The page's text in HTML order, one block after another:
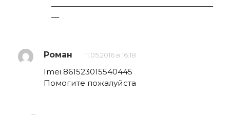
—————————————————————
—
Роман 11.05.2016 в 16:18
Imei 861523015540445
Помогите пожалуйста